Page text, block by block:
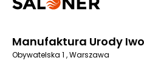
Manufaktura Urody
Obywatelska 1 , Warszawa